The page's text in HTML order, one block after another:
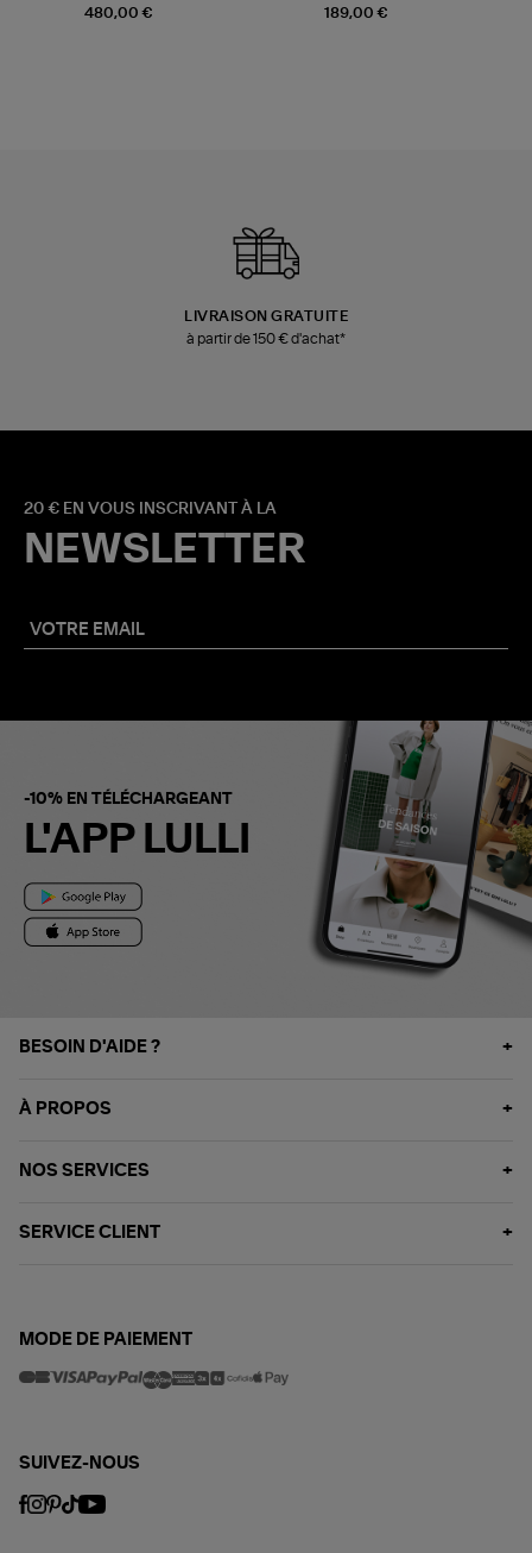
480,00 €
Champagne 189,00 €
Mousse
LIVRAISON GRATUITE
à partir de 150 € d'achat*
20 € EN VOUS INSCRIVANT À LA
NEWSLETTER
-10% EN TÉLÉCHARGEANT
L'APP LULLI
BESOIN D'AIDE ?
À PROPOS
NOS SERVICES
SERVICE CLIENT
MODE DE PAIEMENT
SUIVEZ-NOUS